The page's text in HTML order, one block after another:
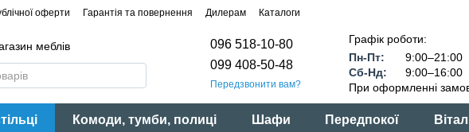
оферти Гарантія та повернення Дилерам Каталоги
меблів
096 518-10-80
099 408-50-48
Передзвонити вам?
Графік роботи:
Пн-Пт:
9:00–21:00
Сб-Нд:
9:00–16:00
При оформленні
Комоди, тумби, полиці Шафи Передпокої